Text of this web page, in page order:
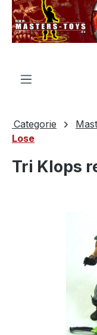
principale
Categorie
Lose
Tri Klops
Salta la galleria di